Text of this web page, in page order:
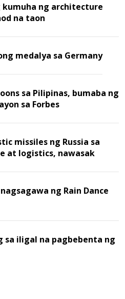
ng architecture
na taon
medalya sa Germany
sa Pilipinas, bumaba ng
sa Forbes
missiles ng Russia sa
at logistics, nawasak
ng Rain Dance
sa iligal na pagbebenta ng